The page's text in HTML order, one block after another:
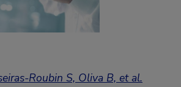
Roubin S, Oliva B, et al.